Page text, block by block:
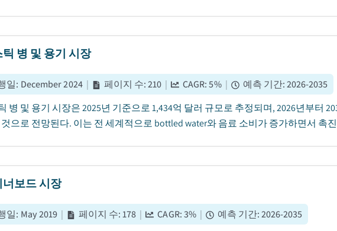
병 및 용기 시장
일: December 2024 | 페이지 수:210 | CAGR:5% | 예측 기간:2026-2035
병 및 용기 시장은 2025년 기준으로 1,434억 달러 규모로 추정되며, 2026년부터
으로 전망된다. 이는 전 세계적으로 bottled water와 음료 소비가 증가하면서 촉
보드 시장
일: May 2019 | 페이지 수:178 | CAGR:3% | 예측 기간:2026-2035